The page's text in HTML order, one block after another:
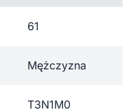
61
Mężczyzna
T3N1M0